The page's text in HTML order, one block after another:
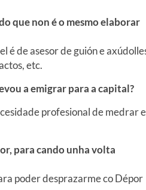
que non é o mesmo elaborar
é de asesor de guión e
etc.
a emigrar para a capital?
profesional de medrar e
para cando unha volta
poder desprazarme co Dépor